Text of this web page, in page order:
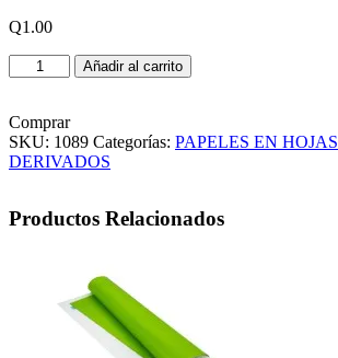
Q1.00
HOJA
ARCOIRIS
CARTA
COLOR
BLANCO
Añadir al carrito
Comprar
SKU: 1089 Categorías: PAPELES EN HOJAS
DERIVADOS
Productos Relacionados